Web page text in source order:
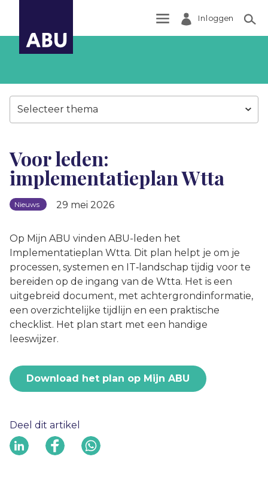
Inloggen
Selecteer thema
Voor leden:
implementatieplan Wtta
Nieuws 29 mei 2026
Op Mijn ABU vinden ABU-leden het
Implementatieplan Wtta. Dit plan helpt je om je
processen, systemen en IT‑landschap tijdig voor te
bereiden op de ingang van de Wtta. Het is een
uitgebreid document, met achtergrondinformatie,
een overzichtelijke tijdlijn en een praktische
checklist. Het plan start met een handige
leeswijzer.
Download het plan op Mijn ABU
Deel dit artikel